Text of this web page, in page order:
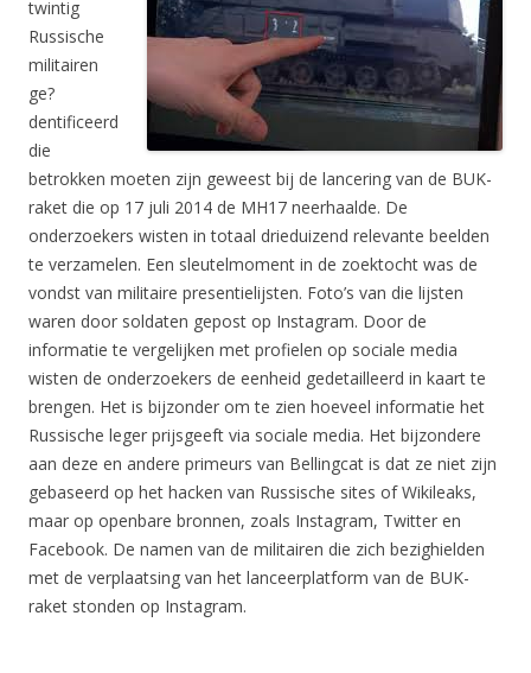
twintig
Russische
militairen
ge?
dentificeerd
die
betrokken moeten zijn geweest bij de lancering van de BUK-
raket die op 17 juli 2014 de MH17 neerhaalde. De
onderzoekers wisten in totaal drieduizend relevante beelden
te verzamelen. Een sleutelmoment in de zoektocht was de
vondst van militaire presentielijsten. Foto’s van die lijsten
waren door soldaten gepost op Instagram. Door de
informatie te vergelijken met profielen op sociale media
wisten de onderzoekers de eenheid gedetailleerd in kaart te
brengen. Het is bijzonder om te zien hoeveel informatie het
Russische leger prijsgeeft via sociale media. Het bijzondere
aan deze en andere primeurs van Bellingcat is dat ze niet zijn
gebaseerd op het hacken van Russische sites of Wikileaks,
maar op openbare bronnen, zoals Instagram, Twitter en
Facebook. De namen van de militairen die zich bezighielden
met de verplaatsing van het lanceerplatform van de BUK-
raket stonden op Instagram.